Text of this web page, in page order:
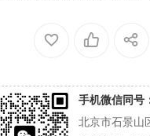
手机微信同号
北京市石景山